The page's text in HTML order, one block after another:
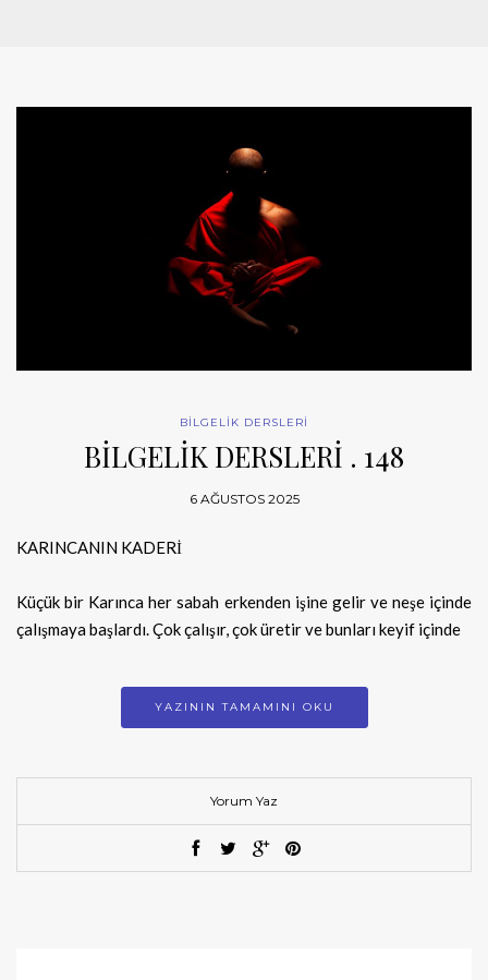
BİLGELİK DERSLERİ
BİLGELİK DERSLERİ . 148
6 AĞUSTOS 2025
KARINCANIN KADERİ
Küçük bir Karınca her sabah erkenden işine gelir ve neşe içinde
çalışmaya başlardı. Çok çalışır, çok üretir ve bunları keyif içinde
YAZININ TAMAMINI OKU
Yorum Yaz